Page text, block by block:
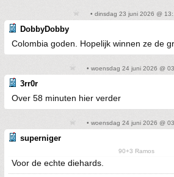
• dinsdag 23 juni 2026 @
DobbyDobby
Colombia goden. Hopelijk winnen ze de
• woensdag 24 juni 2026 @
3rr0r
Over 58 minuten hier verder
• woensdag 24 juni 2026 @
superniger
90+3 Ramos
Voor de echte diehards.